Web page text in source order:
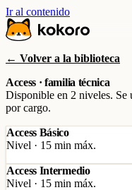
Ir al contenido
← Volver a la biblioteca
Access · familia técnica
Disponible en 2 niveles. Se
por cargo.
Access Básico
Nivel · 15 min máx.
Access Intermedio
Nivel · 15 min máx.